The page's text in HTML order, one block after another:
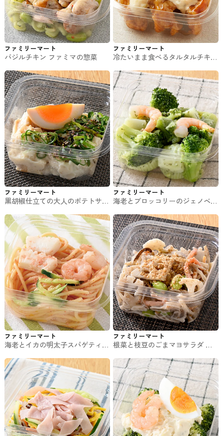
ファミリーマート
バジルチキン ファミマの惣菜
ファミリーマート
冷たいまま食べるタルタルチキン
ファミリーマート
黒胡椒仕立ての大人のポテトサラ
ファミリーマート
海老とブロッコリーのジェノベー
ファミリーマート
海老とイカの明太子スパゲティサ
ファミリーマート
根菜と枝豆のごまマヨサラダ フ